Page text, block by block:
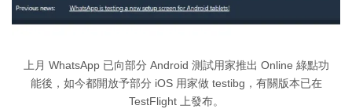
上月 WhatsApp 已向部分 Android 測試用家推出 Online 綠點功
能後，如今都開放予部分 iOS 用家做 testibg，有關版本已在
TestFlight 上發布。